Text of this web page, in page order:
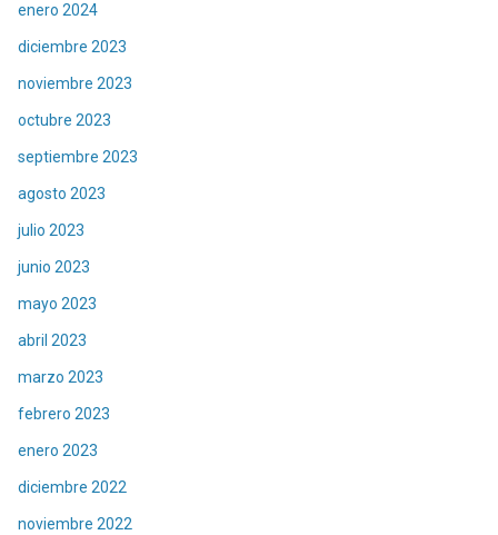
enero 2024
diciembre 2023
noviembre 2023
octubre 2023
septiembre 2023
agosto 2023
julio 2023
junio 2023
mayo 2023
abril 2023
marzo 2023
febrero 2023
enero 2023
diciembre 2022
noviembre 2022